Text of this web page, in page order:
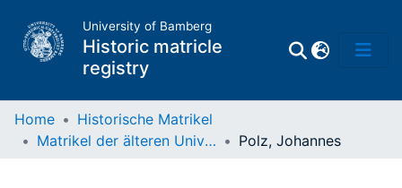
University of Bamberg
Historic matricle
registry
Home
Historische Matrikel
Matrikel der älteren Universität
Polz, Johannes